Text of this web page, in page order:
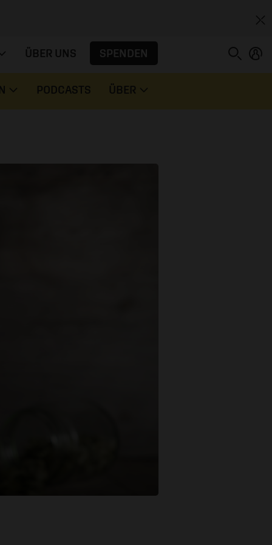
ÜBER UNS SPENDEN
PODCASTS ÜBER